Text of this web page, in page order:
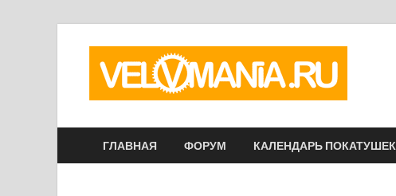
ГЛАВНАЯ ФОРУМ КАЛЕНДАРЬ ПОКАТУШЕК